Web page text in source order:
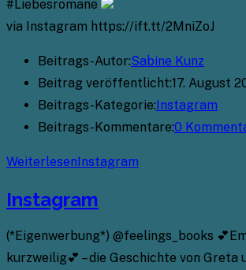
#Liebesromane
via Instagram https://ift.tt/2MniZoJ
Beitrags-Autor:Sabine Kunz
Beitrag veröffentlicht:17. August
Beitrags-Kategorie: Instagram
Beitrags-Kommentare:0
Weiterlesen Instagram
Instagram
(*Eigenwerbung*) @feelings_books
kurzweilig💕 – die Geschichte von Greta